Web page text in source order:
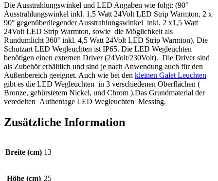
Die Ausstrahlungswinkel und LED Angaben wie folgt: (90°
Ausstrahlungswinkel inkl. 1,5 Watt 24Volt LED Strip Warmton, 2 x
90° gegenüberliegender Ausstrahlungswinkel inkl. 2 x1,5 Watt
24Volt LED Strip Warmton, sowie die Möglichkeit als
Rundumlicht 360° inkl. 4,5 Watt 24Volt LED Strip Warmton). Die
Schutzart LED Wegleuchten ist IP65. Die LED Wegleuchten
benötigen einen externen Driver (24Volt/230Volt). Die Driver sind
als Zubehör erhältlich und sind je nach Anwendung auch für den
Außenbereich geeignet. Auch wie bei den kleinen Galet Leuchten
gibt es die LED Wegleuchten in 3 verschiedenen Oberflächen (
Bronze, gebürstetem Nickel, und Chrom ).Das Grundmaterial der
veredelten Authentage LED Wegleuchten Messing.
Zusätzliche Information
Breite (cm) 13
Höhe (cm) 25